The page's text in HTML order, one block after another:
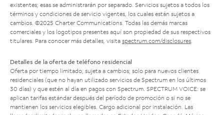
existentes; esas se administrarán por separado. Servicios sujetos a todos los
términos y condiciones de servicio vigentes, los cuales están sujetos a
cambios. ©2025 Charter Communications. Todas las demás marcas
comerciales y los logotipos presentes aquí son propiedad de sus respectivos
titulares. Para conocer más detalles, visita spectrum.com/disclosures
Detalles de la oferta de teléfono residencial
Oferta por tiempo limitado; sujeta a cambios; solo para nuevos clientes
residenciales (que no hayan utilizado servicios de Spectrum en los últimos
30 días) y que estén al día en pagos con Spectrum. SPECTRUM VOICE: se
aplican tarifas estándar después del período de promoción o si no se
mantienen los servicios elegibles. Cargo adicional por instalación. Las